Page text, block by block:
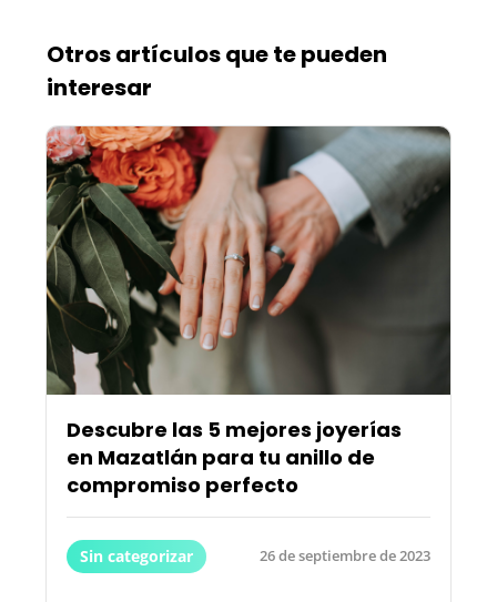
Otros artículos que te pueden
interesar
Descubre las 5 mejores joyerías
en Mazatlán para tu anillo de
compromiso perfecto
Sin categorizar 26 de septiembre de 2023